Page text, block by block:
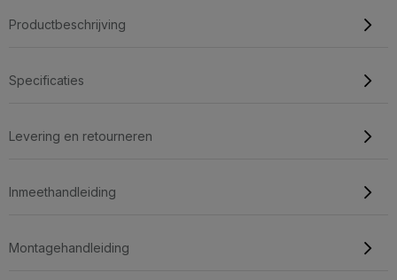
Productbeschrijving
Specificaties
Levering en retourneren
Inmeethandleiding
Montagehandleiding